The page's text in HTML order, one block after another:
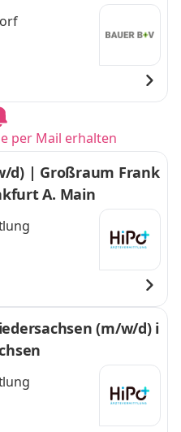
per Mail erhalten
d) | Großraum Frank
A. Main
(m/w/d) i